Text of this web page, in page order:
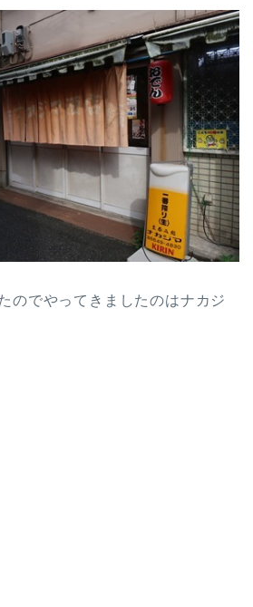
のでやってきましたのはナカジ